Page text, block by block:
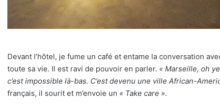
Devant l’hôtel, je fume un café et entame la conversation
toute sa vie. Il est ravi de pouvoir en parler. « Marseille, oh
c’est impossible là-bas. C’est devenu une ville African-
français, il sourit et m’envoie un « Take care ».